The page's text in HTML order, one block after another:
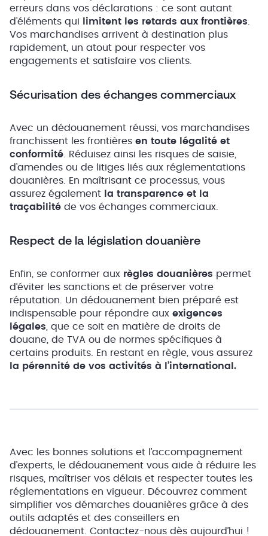
erreurs dans vos déclarations : ce sont autant
d’éléments qui
limitent les retards aux frontières
Vos marchandises arrivent à destination plus
rapidement, un atout pour respecter vos
engagements et satisfaire vos clients.
Sécurisation des échanges commerciaux
Avec un dédouanement réussi, vos marchandises
franchissent les frontières en toute légalité et
conformité . Réduisez ainsi les risques de saisie,
d’amendes ou de litiges liés aux réglementations
douanières. En maîtrisant ce processus, vous
assurez également la transparence et la
traçabilité de vos échanges commerciaux.
Respect de la législation douanière
Enfin, se conformer aux règles douanières permet
d’éviter les sanctions et de préserver votre
réputation. Un dédouanement bien préparé est
indispensable pour répondre aux exigences
légales , que ce soit en matière de droits de
douane, de TVA ou de normes spécifiques à
certains produits. En restant en règle, vous assurez
la pérennité de vos activités à l’international.
Avec les bonnes solutions et l’accompagnement
d’experts, le dédouanement vous aide à réduire les
risques, maîtriser vos délais et respecter toutes les
réglementations en vigueur. Découvrez comment
simplifier vos démarches douanières grâce à des
outils adaptés et des conseillers en
dédouanement. Contactez-nous dès aujourd’hui !